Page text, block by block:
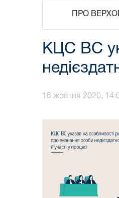
ПРО
КЦС ВС
16 жовтня 2020,